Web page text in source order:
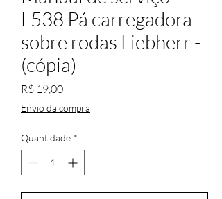
L538 Pá carregadora
sobre rodas Liebherr -
(cópia)
R$ 19,00Preço
Envio da compra
Quantidade *